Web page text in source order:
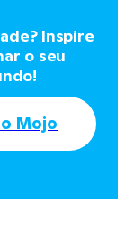
Inspire
o seu
Mojo